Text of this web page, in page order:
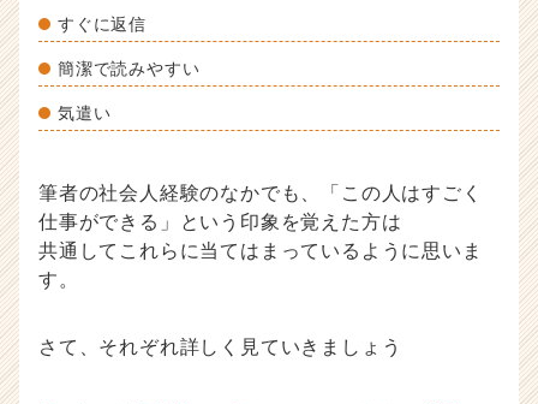
すぐに返信
簡潔で読みやすい
気遣い
筆者の社会人経験のなかでも、「この人はすごく
仕事ができる」という印象を覚えた方は
共通してこれらに当てはまっているように思いま
す。
さて、それぞれ詳しく見ていきましょう